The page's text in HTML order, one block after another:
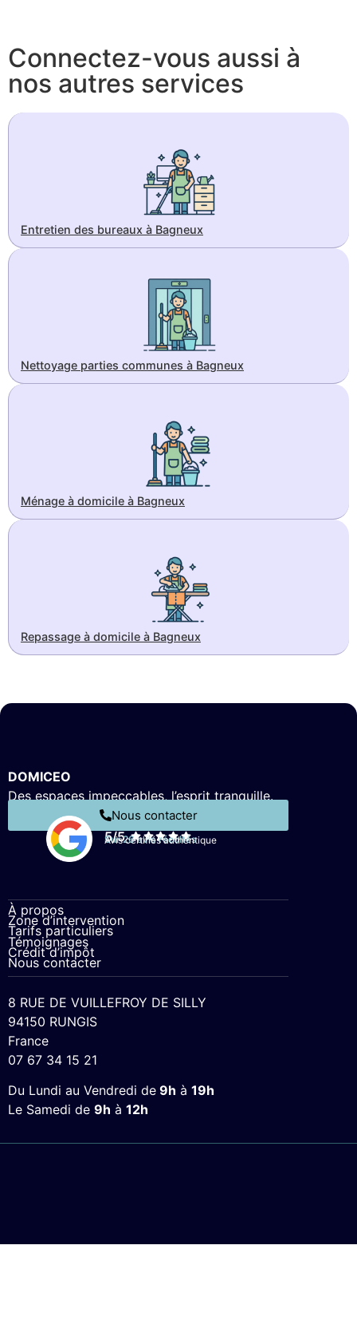
Connectez-vous aussi à
nos autres services
Entretien des bureaux à Bagneux
Nettoyage parties communes à Bagneux
Ménage à domicile à Bagneux
Repassage à domicile à Bagneux
DOMICEO
Des espaces impeccables, l’esprit tranquille.
Nous contacter
5/5
Sur 26 avis récoltés
Avis certifiés authentique
À propos
Zone d’intervention
Tarifs particuliers
Témoignages
Crédit d’impôt
Nous contacter
8 RUE DE VUILLEFROY DE SILLY
94150 RUNGIS
France
07 67 34 15 21
Du Lundi au Vendredi de 9h à 19h
Le Samedi de 9h à 12h